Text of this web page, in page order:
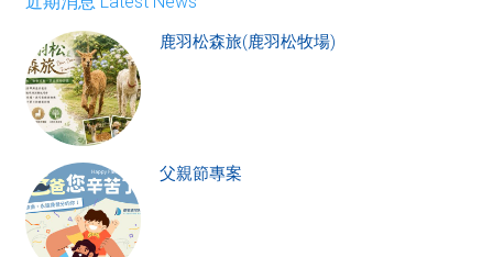
鹿羽松森旅(鹿羽松牧場)
父親節專案